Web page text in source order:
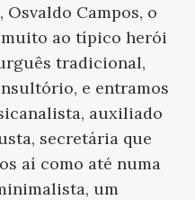
Osvaldo Campos, o
muito ao típico herói
tradicional,
e entramos
auxiliado
secretária que
aí como até numa
um